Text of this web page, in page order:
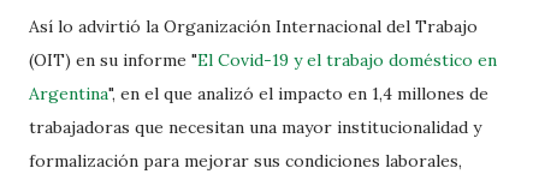
Así lo advirtió la Organización Internacional del Trabajo
(OIT) en su informe "El Covid-19 y el trabajo doméstico en
Argentina", en el que analizó el impacto en 1,4 millones de
trabajadoras que necesitan una mayor institucionalidad y
formalización para mejorar sus condiciones laborales,